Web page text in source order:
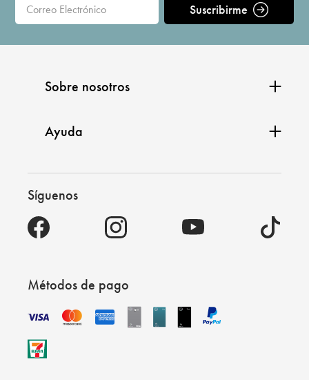
Suscribirme
Sobre nosotros
Ayuda
Síguenos
Métodos de pago